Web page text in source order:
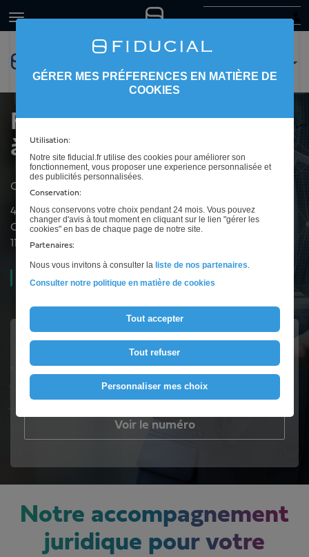
FIDUCIAL Sofiral Avocats
à Narbonne
Cabinet d'avocats pour les entreprises à Narbonne
44 avenue Paul Sabatier
CS 90329
11785 Narbonne
Ouvert 09h00 à 12h00 et de 14h00 à 17h00
Un avocat proche de vous
Contactez-nous
Voir le numéro
Notre accompagnement
juridique pour votre
GÉRER MES PRÉFERENCES EN MATIÈRE DE
COOKIES
Utilisation:
Notre site fiducial.fr utilise des cookies pour améliorer son
fonctionnement, vous proposer une experience personnalisée et
des publicités personnalisées.
Conservation:
Nous conservons votre choix pendant 24 mois. Vous pouvez
changer d'avis à tout moment en cliquant sur le lien "gérer les
cookies" en bas de chaque page de notre site.
Partenaires:
Nous vous invitons à consulter la liste de nos partenaires.
Consulter notre politique en matière de cookies
Tout accepter
Tout refuser
Personnaliser mes choix